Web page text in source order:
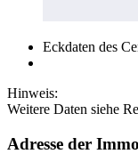
Eckdaten des
Hinweis:
Weitere Daten siehe
Adresse der